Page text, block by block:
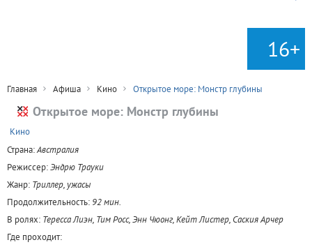
16+
Главная Афиша Кино Открытое море: Монстр глубины
Открытое море: Монстр глубины
Кино
Страна:Австралия
Режиссер:Эндрю Трауки
Жанр: Триллер, ужасы
Продолжительность: 92 мин.
В ролях: Тересса Лиэн, Тим Росс, Энн Чюонг, Кейт Листер, Саския Арчер
Где проходит: